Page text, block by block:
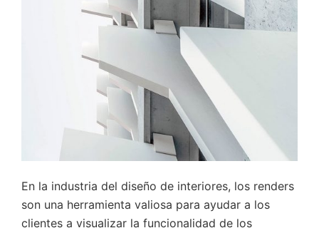
En la industria del diseño de interiores, los renders
son una herramienta valiosa para ayudar a los
clientes a visualizar la funcionalidad de los